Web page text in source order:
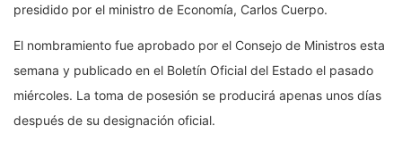
presidido por el ministro de Economía, Carlos Cuerpo.
El nombramiento fue aprobado por el Consejo de Ministros esta
semana y publicado en el Boletín Oficial del Estado el pasado
miércoles. La toma de posesión se producirá apenas unos días
después de su designación oficial.